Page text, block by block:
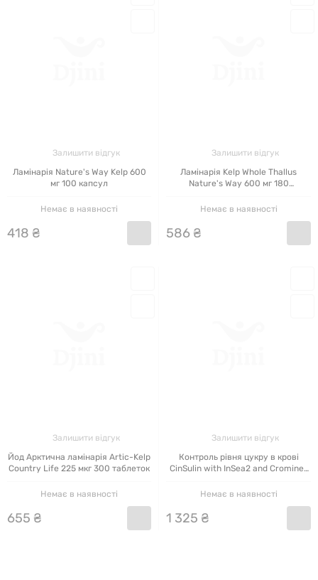
Залишити відгук
Ламінарія Nature's Way Kelp 600
мг 100 капсул
Немає в наявності
418 ₴
Залишити відгук
Ламінарія Kelp Whole Thallus
Nature's Way 600 мг 180
Немає в наявності
586 ₴
Залишити відгук
Йод Арктична ламінарія Artic-Kelp
Country Life 225 мкг 300 таблеток
Немає в наявності
655 ₴
Залишити відгук
Контроль рівня цукру в крові
CinSulin with InSea2 and Crominex
Немає в наявності
1 325 ₴